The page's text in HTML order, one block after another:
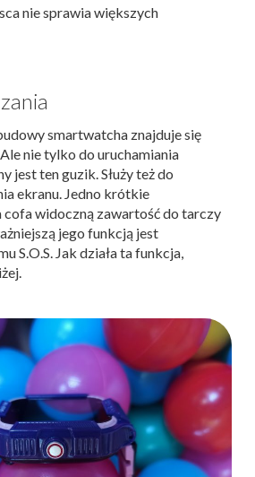
nie sprawia większych
smartwatcha znajduje się
nie tylko do uruchamiania
jest ten guzik. Służy też do
ekranu. Jedno krótkie
widoczną zawartość do tarczy
jego funkcją jest
S.O.S. Jak działa ta funkcja,